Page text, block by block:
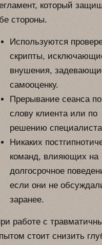
который
стороны.
Используются
скрипты,
внушения,
самооценку.
Прерывание сеанса
слову клиента или по
решению
Никаких
команд, влияющих на
долгосрочное
если они не
заранее.
работе с
стоит снизить